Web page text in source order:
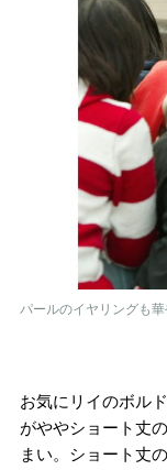
パールのイヤリングも
お気にリイのボル
がややショート丈
まい。ショート丈